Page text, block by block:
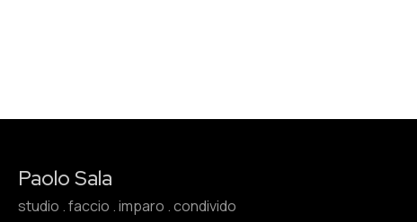
Paolo Sala
studio . faccio . imparo . condivido